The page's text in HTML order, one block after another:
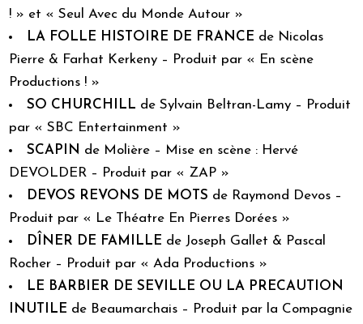
! » et « Seul Avec du Monde Autour »
LA FOLLE HISTOIRE DE FRANCE de Nicolas
Pierre & Farhat Kerkeny – Produit par « En scène
Productions ! »
SO CHURCHILL de Sylvain Beltran-Lamy – Produit
par « SBC Entertainment »
SCAPIN de Molière – Mise en scène : Hervé
DEVOLDER – Produit par « ZAP »
DEVOS REVONS DE MOTS de Raymond Devos –
Produit par « Le Théatre En Pierres Dorées »
DÎNER DE FAMILLE de Joseph Gallet & Pascal
Rocher – Produit par « Ada Productions »
LE BARBIER DE SEVILLE OU LA PRECAUTION
INUTILE de Beaumarchais – Produit par la Compagnie